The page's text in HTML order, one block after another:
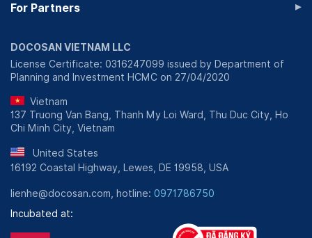
For Partners ▸
DOCOSAN VIETNAM LLC
License Certificate: 0316247099 issued by Department of
Planning and Investment HCMC on 27/04/2020
Vietnam
137 Truong Van Bang, Thanh My Loi Ward, Thu Duc City, Ho
Chi Minh City, Vietnam
United States
16192 Coastal Highway, Lewes, DE 19958, USA
lienhe@docosan.com, hotline: 0971786750
Incubated at: